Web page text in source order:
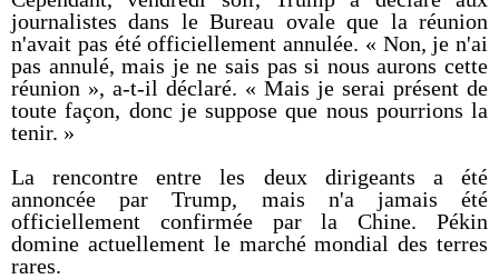
journalistes dans le Bureau ovale que la réunion
n'avait pas été officiellement annulée. « Non, je n'ai
pas annulé, mais je ne sais pas si nous aurons cette
réunion », a-t-il déclaré. « Mais je serai présent de
toute façon, donc je suppose que nous pourrions la
tenir. »
La rencontre entre les deux dirigeants a été
annoncée par Trump, mais n'a jamais été
officiellement confirmée par la Chine. Pékin
domine actuellement le marché mondial des terres
rares.